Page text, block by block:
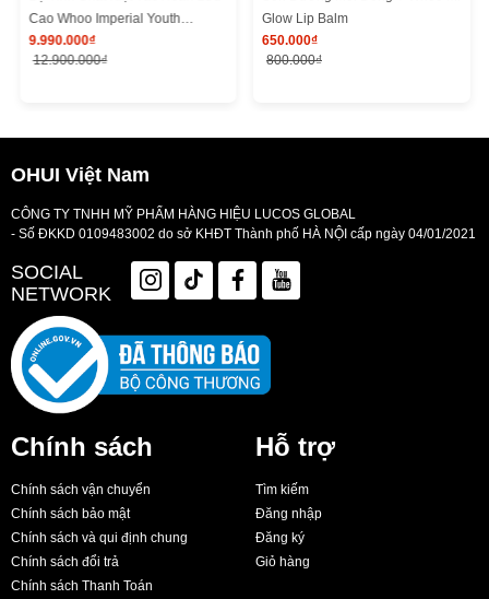
Cao Whoo Imperial Youth
Recovery Serum Special Set
9.990.000₫
12.900.000₫
Glow Lip Balm
650.000₫
800.000₫
OHUI Việt Nam
CÔNG TY TNHH MỸ PHẨM HÀNG HIỆU LUCOS GLOBAL
- Số ĐKKD 0109483002 do sở KHĐT Thành phố HÀ NỘI cấp ngày 04/01/2021
SOCIAL
NETWORK
Chính sách
Chính sách vận chuyển
Chính sách bảo mật
Chính sách và qui định chung
Chính sách đổi trả
Chính sách Thanh Toán
Hỗ trợ
Tìm kiếm
Đăng nhập
Đăng ký
Giỏ hàng